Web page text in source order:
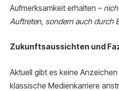
Aufmerksamkeit erhalten –
Auftreten, sondern auch durch
Zukunftsaussichten und
Aktuell gibt es keine
klassische Medienkarriere